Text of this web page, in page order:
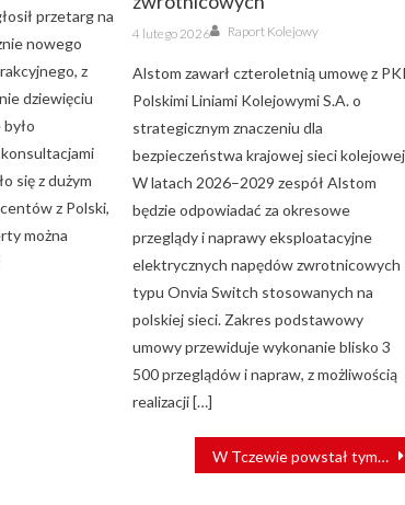
przetarg na
nowego
z
dziewięciu
się z dużym
z Polski,
można
Posted
on
4 lutego 2026 Author
Raport Kolejowy
Alstom zawarł czteroletnią umowę z
Polskimi Liniami Kolejowymi S.A. o
strategicznym znaczeniu dla
bezpieczeństwa krajowej sieci
W latach 2026–2029 zespół Alstom
będzie odpowiadać za okresowe
przeglądy i naprawy eksploatacyjne
elektrycznych napędów zwrotnicowych
typu Onvia Switch stosowanych na
polskiej sieci. Zakres podstawowy
umowy przewiduje wykonanie blisko 3
500 przeglądów i napraw, z możliwością
realizacji […]
W Tczewie powstał tymczasowy dworzec PKP